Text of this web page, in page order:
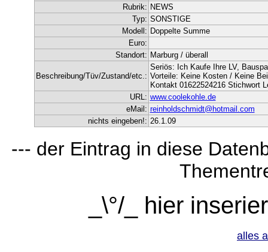
Rubrik: NEWS
Typ: SONSTIGE
Modell: Doppelte Summe
Euro:
Standort: Marburg / überall
Beschreibung/Tüv/Zustand/etc.:
Seriös: Ich Kaufe Ihre LV,
Vorteile: Keine Kosten / Keine
Kontakt 01622524216 Stichwort
URL: www.coolekohle.de
eMail: reinholdschmidt@hotmail.com
nichts eingeben!: 26.1.09
--- der Eintrag in diese
_\°/_ hier
alles